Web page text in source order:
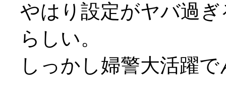
やはり設定がヤバ過
らしい。
しっかし婦警大活躍